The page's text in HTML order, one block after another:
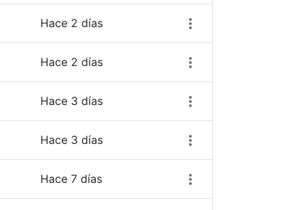
Hace 2 días
Hace 2 días
Hace 3 días
Hace 3 días
Hace 7 días